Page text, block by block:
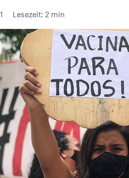
Lesezeit: 2 min